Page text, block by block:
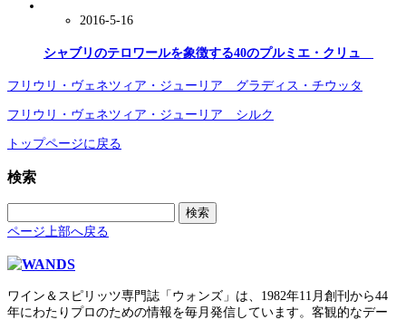
2016-5-16
シャブリのテロワールを象徴する40のプルミエ・クリュ
フリウリ・ヴェネツィア・ジューリア グラディス・チウッタ
フリウリ・ヴェネツィア・ジューリア シルク
トップページに戻る
検索
索:
ページ上部へ戻る
ワイン＆スピリッツ専門誌「ウォンズ」は、1982年11月創刊から44
年にわたりプロのための情報を毎月発信しています。客観的なデー